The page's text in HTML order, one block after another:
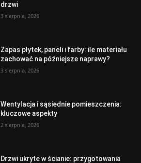
drzwi
3 sierpnia, 2026
Zapas płytek, paneli i farby: ile materiału
zachować na późniejsze naprawy?
3 sierpnia, 2026
Wentylacja i sąsiednie pomieszczenia:
kluczowe aspekty
2 sierpnia, 2026
Drzwi ukryte w ścianie: przygotowania